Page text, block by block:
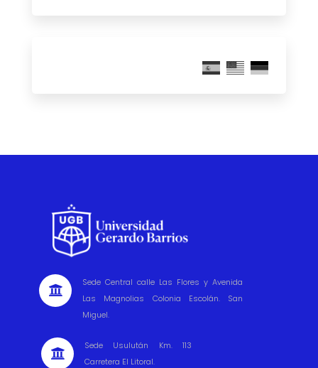

Sede Central calle Las Flores y Avenida
Las Magnolias Colonia Escolán. San
Miguel.

Sede Usulután Km. 113
Carretera El Litoral.